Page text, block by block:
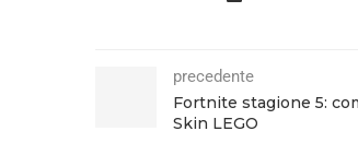
precedente
Fortnite stagione 5:
Skin LEGO